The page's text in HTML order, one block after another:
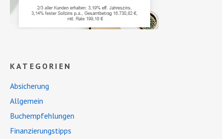
KATEGORIEN
Absicherung
Allgemein
Buchempfehlungen
Finanzierungstipps